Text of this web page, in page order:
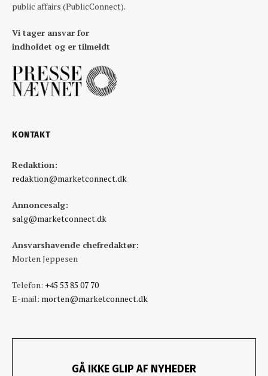
public affairs (PublicConnect).
Vi tager ansvar for
indholdet og er tilmeldt
KONTAKT
Redaktion:
redaktion@marketconnect.dk
Annoncesalg:
salg@marketconnect.dk
Ansvarshavende chefredaktør:
Morten Jeppesen
Telefon: +45 53 85 07 70
E-mail: morten@marketconnect.dk
GÅ IKKE GLIP AF NYHEDER